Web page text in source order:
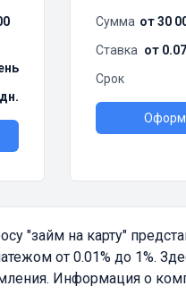
Сумма от 30
Ставка от
Срок
"займ на карту"
от 0.01% до 1%.
Информация о